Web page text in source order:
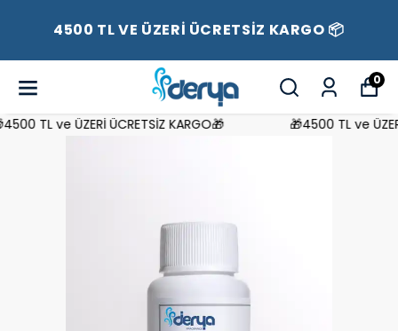
4500 TL VE ÜZERİ ÜCRETSİZ KARGO 📦
0
TL ve ÜZERİ ÜCRETSİZ KARGO🎁 🎁4500 TL ve